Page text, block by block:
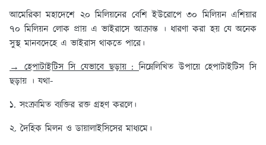
আমেরিকা মহাদেশে ২০ মিলিয়নের বেশি ইউরোপে ৩০ মিলিয়ন এশিয়ার
৭০ মিলিয়ন লোক প্রায় এ ভাইরাসে আক্রান্ত । ধারণা করা হয় যে অনেক
সুস্থ মানবদেহে এ ভাইরাস থাকতে পারে।
→ হেপাটাইটিস সি যেভাবে ছড়ায় :নিম্নেলিখিত উপায়ে হেপাটাইটিস সি
ছড়ায় । যথা-
১. সংক্রামিত ব্যক্তির রক্ত গ্রহণ করলে।
২. দৈহিক মিলন ও ডায়ালাইসিসের মাধ্যমে।